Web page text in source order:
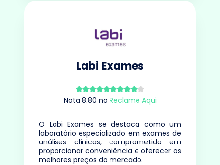
Labi Exames
Nota 8.80 no Reclame Aqui
O Labi Exames se destaca como um
laboratório especializado em exames de
análises clínicas, comprometido em
proporcionar conveniência e oferecer os
melhores preços do mercado.